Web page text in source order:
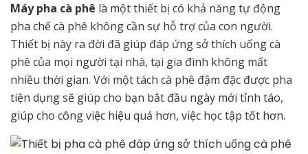
Máy pha cà phê là một thiết bị có khả năng tự động
pha chế cà phê không cần sự hỗ trợ của con người.
Thiết bị này ra đời đã giúp đáp ứng sở thích uống cà
phê của mọi người tại nhà, tại gia đình không mất
nhiều thời gian. Với một tách cà phê đậm đặc được pha
tiện dụng sẽ giúp cho bạn bắt đầu ngày mới tỉnh táo,
giúp cho công việc hiệu quả hơn, việc học tập tốt hơn.